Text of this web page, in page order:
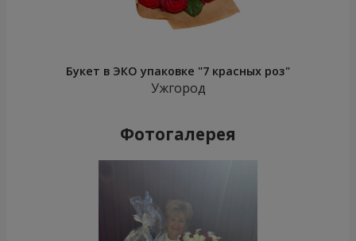
Букет в ЭКО упаковке "7 красных роз"
Ужгород
Фотогалерея